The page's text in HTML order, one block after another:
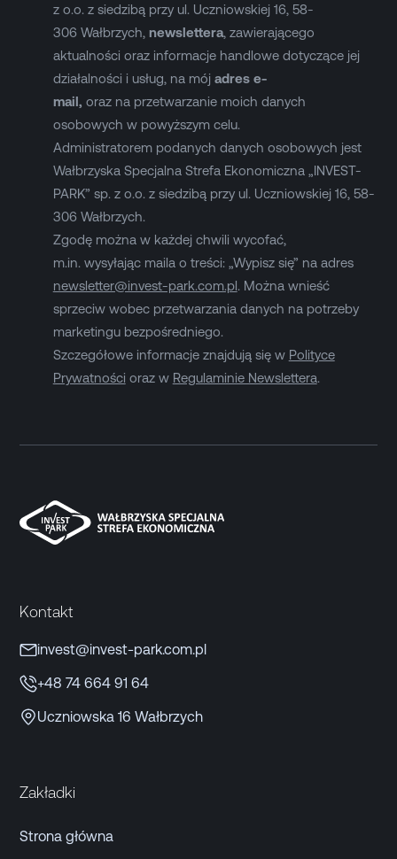
z o.o. z siedzibą przy ul. Uczniowskiej 16, 58-
306 Wałbrzych, newslettera, zawierającego
aktualności oraz informacje handlowe dotyczące jej
działalności i usług, na mój adres e-
mail, oraz na przetwarzanie moich danych
osobowych w powyższym celu.
Administratorem podanych danych osobowych jest
Wałbrzyska Specjalna Strefa Ekonomiczna „INVEST-
PARK” sp. z o.o. z siedzibą przy ul. Uczniowskiej 16, 58-
306 Wałbrzych.
Zgodę można w każdej chwili wycofać,
m.in. wysyłając maila o treści: „Wypisz się” na adres
newsletter@invest-park.com.pl. Można wnieść
sprzeciw wobec przetwarzania danych na potrzeby
marketingu bezpośredniego.
Szczegółowe informacje znajdują się w Polityce
Prywatności oraz w Regulaminie Newslettera.
Kontakt
invest@invest-park.com.pl
+48 74 664 91 64
Uczniowska 16 Wałbrzych
Zakładki
Strona główna